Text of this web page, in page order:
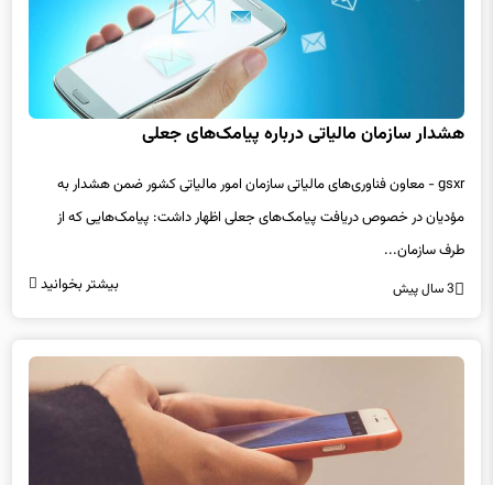
هشدار سازمان مالیاتی درباره پیامک‌های جعلی
gsxr - معاون فناوری‌های مالیاتی سازمان امور مالیاتی کشور ضمن هشدار به
مؤدیان در خصوص دریافت پیامک‌های جعلی اظهار داشت: پیامک‌هایی که از
طرف سازمان...
3 سال پیش بیشتر بخوانید